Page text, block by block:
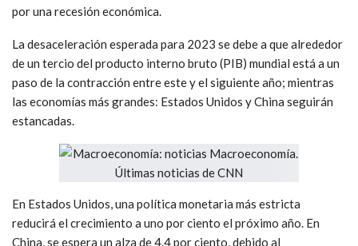
por una recesión económica.
La desaceleración esperada para 2023 se debe a que alrededor
de un tercio del producto interno bruto (PIB) mundial está a un
paso de la contracción entre este y el siguiente año; mientras
las economías más grandes: Estados Unidos y China seguirán
estancadas.
En Estados Unidos, una política monetaria más estricta
reducirá el crecimiento a uno por ciento el próximo año. En
China, se espera un alza de 4.4 por ciento, debido al